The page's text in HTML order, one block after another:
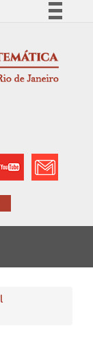
BR